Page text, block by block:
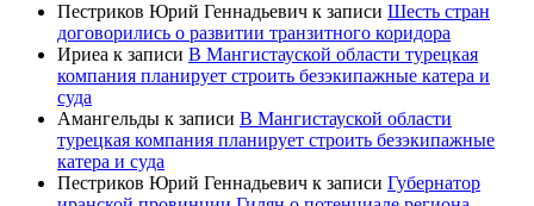
Пестриков Юрий Геннадьевич к записи Шесть стран
договорились о развитии транзитного коридора
Ириеа к записи В Мангистауской области турецкая
компания планирует строить безэкипажные катера и
суда
Амангельды к записи В Мангистауской области
турецкая компания планирует строить безэкипажные
катера и суда
Пестриков Юрий Геннадьевич к записи Губернатор